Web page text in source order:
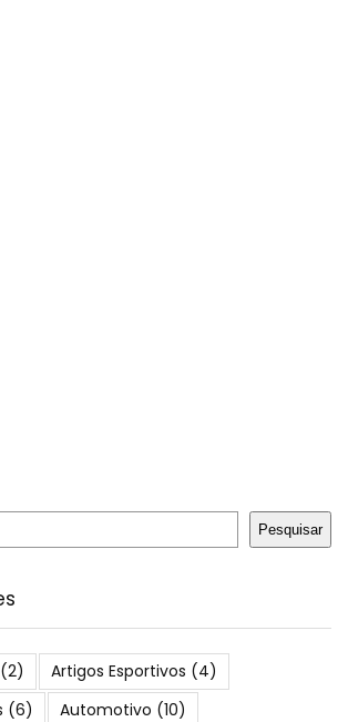
Pesquisar
(2) Artigos Esportivos (4)
(6) Automotivo (10)